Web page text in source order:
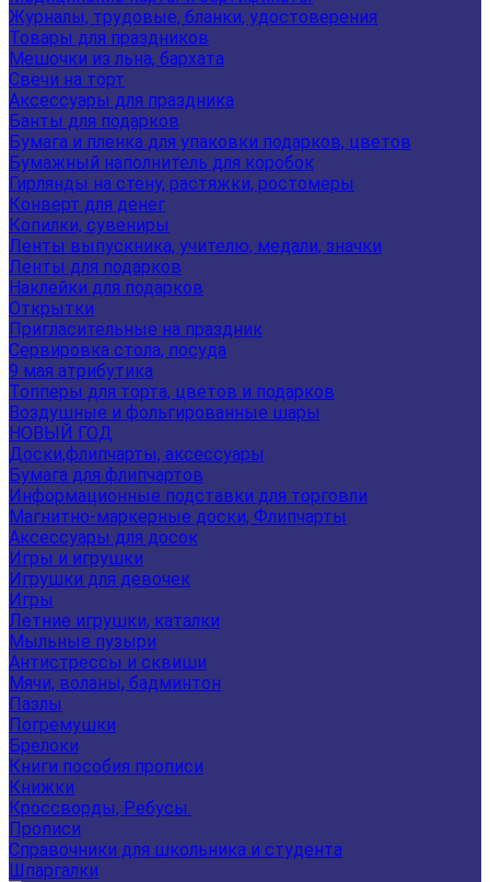
Журналы, трудовые, бланки, удостоверения
Товары для праздников
Мешочки из льна, бархата
Свечи на торт
Аксессуары для праздника
Банты для подарков
Бумага и пленка для упаковки подарков, цветов
Бумажный наполнитель для коробок
Гирлянды на стену, растяжки, ростомеры
Конверт для денег
Копилки, сувениры
Ленты выпускника, учителю, медали, значки
Ленты для подарков
Наклейки для подарков
Открытки
Пригласительные на праздник
Сервировка стола, посуда
9 мая атрибутика
Топперы для торта, цветов и подарков
Воздушные и фольгированные шары
НОВЫЙ ГОД
Доски,флипчарты, аксессуары
Бумага для флипчартов
Информационные подставки для торговли
Магнитно-маркерные доски, Флипчарты
Аксессуары для досок
Игры и игрушки
Игрушки для девочек
Игры
Летние игрушки, каталки
Мыльные пузыри
Антистрессы и сквиши
Мячи, воланы, бадминтон
Пазлы
Погремушки
Брелоки
Книги пособия прописи
Книжки
Кроссворды, Ребусы.
Прописи
Справочники для школьника и студента
Шпаргалки